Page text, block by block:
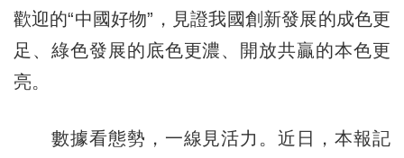
歡迎的“中國好物”，見證我國創新發展的成色更
足、綠色發展的底色更濃、開放共贏的本色更
亮。
數據看態勢，一線見活力。近日，本報記